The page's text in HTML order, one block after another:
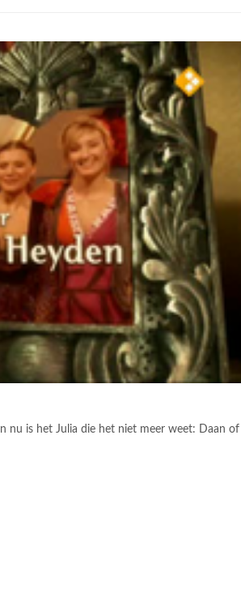
nu is het Julia die het niet meer weet: Daan of